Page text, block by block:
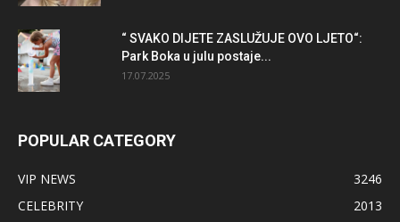
“ SVAKO DIJETE ZASLUŽUJE OVO LJETO“:
Park Boka u julu postaje...
17.07.2025
POPULAR CATEGORY
VIP NEWS
3246
CELEBRITY
2013